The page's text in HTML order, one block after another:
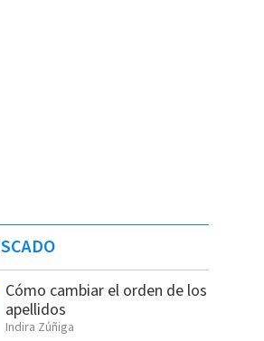
Cómo cambiar el orden de los
apellidos
Indira Zúñiga